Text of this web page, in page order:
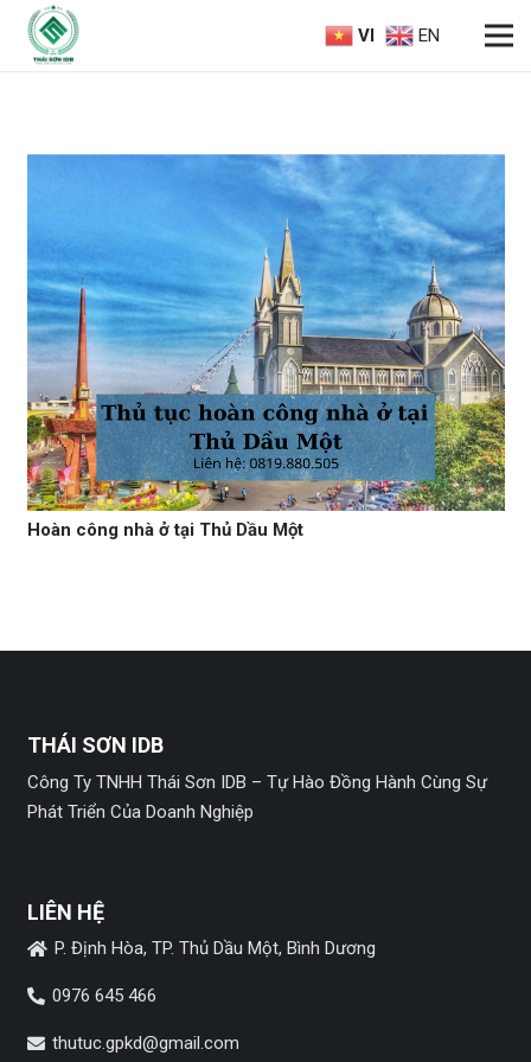
VI EN
Hoàn công nhà ở tại Thủ Dầu Một
THÁI SƠN IDB
Công Ty TNHH Thái Sơn IDB – Tự Hào Đồng Hành Cùng Sự
Phát Triển Của Doanh Nghiệp
LIÊN HỆ
P. Định Hòa, TP. Thủ Dầu Một, Bình Dương
0976 645 466
thutuc.gpkd@gmail.com